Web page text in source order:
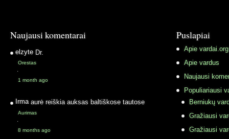
Naujausi komentarai
elzyte Dr.
Orestas
·
1 month ago
Irma aurė reiškia auksas baltiškose tautose
Aurimas
·
8 months ago
Puslapiai
Apie vardai.org
Apie vardus
Naujausi
Populiariausi
Berniukų
Gražiausi
Gražiausi